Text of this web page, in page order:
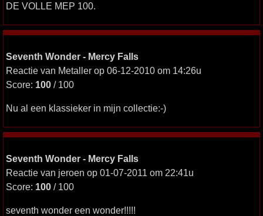
DE VOLLE MEP 100.
Seventh Wonder - Mercy Falls
Reactie van Metaller op 06-12-2010 om 14:26u
Score: 100 / 100
Nu al een klassieker in mijn collectie:-)
Seventh Wonder - Mercy Falls
Reactie van jeroen op 01-07-2011 om 22:41u
Score: 100 / 100
seventh wonder een wonder!!!!!